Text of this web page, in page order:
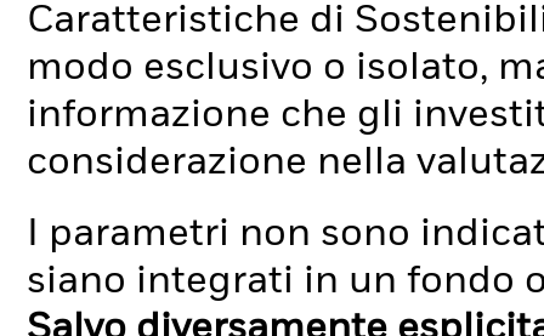
Caratteristiche di
modo esclusivo o isolato,
informazione che gli
considerazione nella
I parametri non sono
siano integrati in un fondo